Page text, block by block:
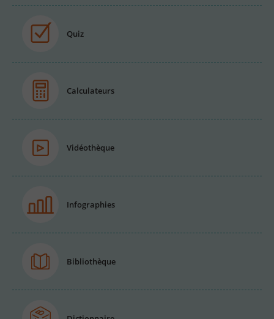
Quiz
Calculateurs
Vidéothèque
Infographies
Bibliothèque